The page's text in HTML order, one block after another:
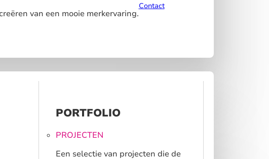
van een mooie merkervaring.
Contact
PORTFOLIO
PROJECTEN
Een selectie van projecten die de